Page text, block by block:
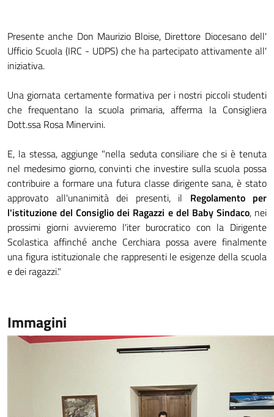
Presente anche Don Maurizio Bloise, Direttore Diocesano dell'
Ufficio Scuola (IRC - UDPS) che ha partecipato attivamente all'
iniziativa.
Una giornata certamente formativa per i nostri piccoli studenti
che frequentano la scuola primaria, afferma la Consigliera
Dott.ssa Rosa Minervini.
E, la stessa, aggiunge "nella seduta consiliare che si è tenuta
nel medesimo giorno, convinti che investire sulla scuola possa
contribuire a formare una futura classe dirigente sana, è stato
approvato all'unanimità dei presenti, il Regolamento per
l'istituzione del Consiglio dei Ragazzi e del Baby Sindaco, nei
prossimi giorni avvieremo l'iter burocratico con la Dirigente
Scolastica affinché anche Cerchiara possa avere finalmente
una figura istituzionale che rappresenti le esigenze della scuola
e dei ragazzi."
Immagini